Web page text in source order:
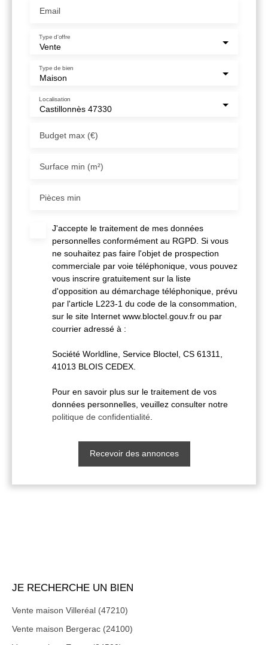
Email
Vente
Type d'offre
Maison
Type de bien
Castillonnès 47330
Localisation
Budget max (€)
Surface min (m²)
Pièces min
J'accepte le traitement de mes données
personnelles conformément au RGPD. Si vous
ne souhaitez pas faire l'objet de prospection
commerciale par voie téléphonique, vous pouvez
vous inscrire gratuitement sur la liste
d'opposition au démarchage téléphonique, prévu
par l'article L223-1 du code de la consommation,
sur le site Internet www.bloctel.gouv.fr ou par
courrier adressé à :
Société Worldline, Service Bloctel, CS 61311,
41013 BLOIS CEDEX.
Pour en savoir plus sur le traitement de vos
données personnelles, veuillez consulter notre
politique de confidentialité
Recevoir des annonces
JE RECHERCHE UN BIEN
Vente maison Villeréal (47210)
Vente maison Bergerac (24100)